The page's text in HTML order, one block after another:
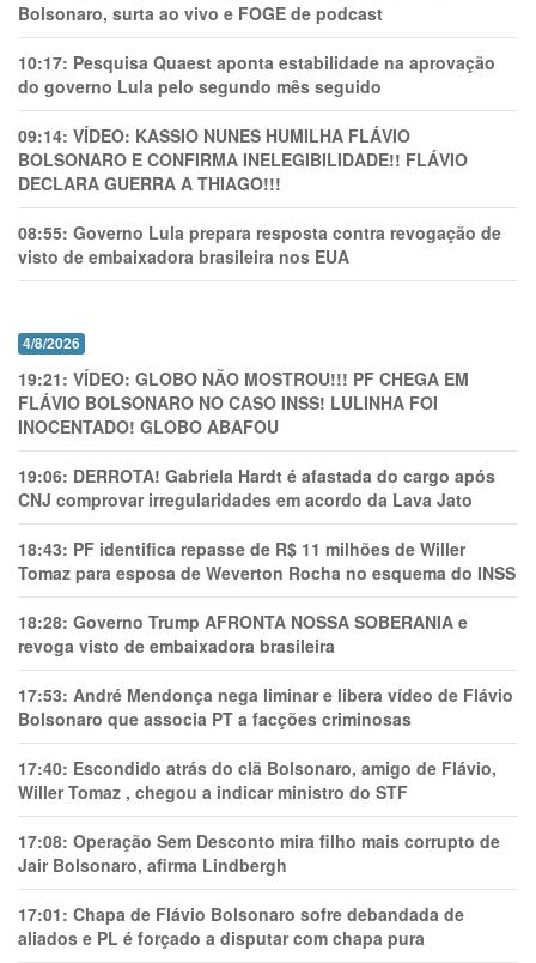
Bolsonaro, surta ao vivo e FOGE de podcast
10:17: Pesquisa Quaest aponta estabilidade na aprovação
do governo Lula pelo segundo mês seguido
09:14: VÍDEO: KASSIO NUNES HUMlLHA FLÁVIO
BOLSONARO E CONFIRMA INELEGIBILIDADE!! FLÁVIO
DECLARA GUERRA A THIAGO!!!
08:55: Governo Lula prepara resposta contra revogação de
visto de embaixadora brasileira nos EUA
4/8/2026
19:21: VÍDEO: GLOBO NÃO MOSTROU!!! PF CHEGA EM
FLÁVIO BOLSONARO NO CASO INSS! LULINHA FOI
INOCENTADO! GLOBO ABAFOU
19:06: DERROTA! Gabriela Hardt é afastada do cargo após
CNJ comprovar irregularidades em acordo da Lava Jato
18:43: PF identifica repasse de R$ 11 milhões de Willer
Tomaz para esposa de Weverton Rocha no esquema do INSS
18:28: Governo Trump AFRONTA NOSSA SOBERANIA e
revoga visto de embaixadora brasileira
17:53: André Mendonça nega liminar e libera vídeo de Flávio
Bolsonaro que associa PT a facções criminosas
17:40: Escondido atrás do clã Bolsonaro, amigo de Flávio,
Willer Tomaz , chegou a indicar ministro do STF
17:08: Operação Sem Desconto mira filho mais corrupto de
Jair Bolsonaro, afirma Lindbergh
17:01: Chapa de Flávio Bolsonaro sofre debandada de
aliados e PL é forçado a disputar com chapa pura